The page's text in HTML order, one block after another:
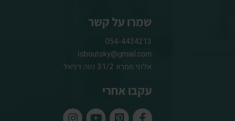
שמרו על קשר
054-4434213
isboutsky@gmail.com
אלוני ממרא 31/2 נווה דניאל
עקבו אחרי